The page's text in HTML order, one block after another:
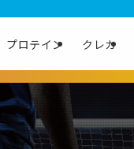
プロテイン クレカ